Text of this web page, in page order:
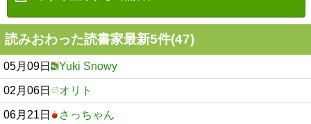
読みおわった読書家最新5件(47)
05月09日 Yuki Snowy
02月06日 オリト
06月21日 さっちゃん